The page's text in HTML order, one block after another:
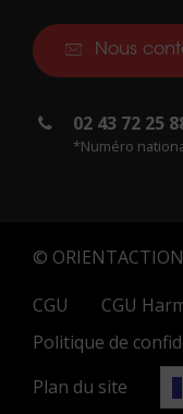
Nous
02 43 72 25
*Numéro
©
CGU
CGU
Politique de
Plan du site